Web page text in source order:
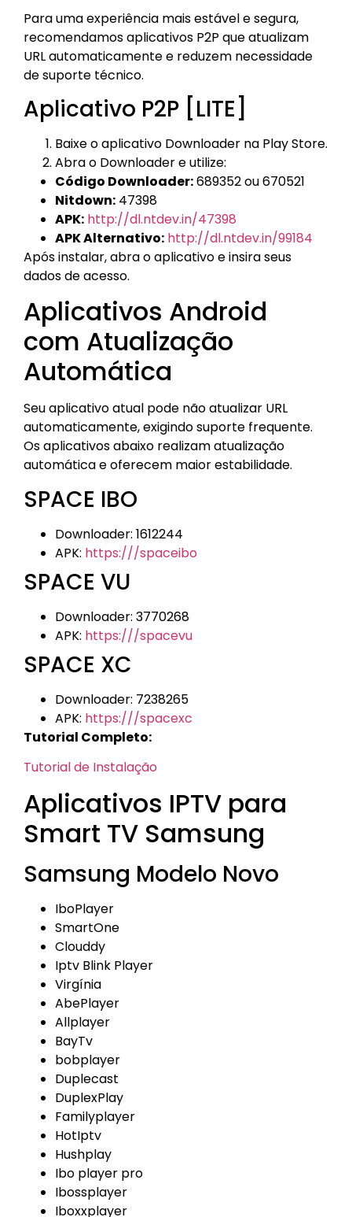
Para uma experiência mais estável e segura,
recomendamos aplicativos P2P que atualizam
URL automaticamente e reduzem necessidade
de suporte técnico.
Aplicativo P2P [LITE]
Baixe o aplicativo Downloader na Play Store.
Abra o Downloader e utilize:
Código Downloader:689352 ou 670521
Nitdown: 47398
APK: http://dl.ntdev.in/47398
APK Alternativo: http://dl.ntdev.in/99184
Após instalar, abra o aplicativo e insira seus
dados de acesso.
Aplicativos Android
com Atualização
Automática
Seu aplicativo atual pode não atualizar URL
automaticamente, exigindo suporte frequente.
Os aplicativos abaixo realizam atualização
automática e oferecem maior estabilidade.
SPACE IBO
Downloader: 1612244
APK: https:///spaceibo
SPACE VU
Downloader: 3770268
APK: https:///spacevu
SPACE XC
Downloader: 7238265
APK: https:///spacexc
Tutorial Completo:
Tutorial de Instalação
Aplicativos IPTV para
Smart TV Samsung
Samsung Modelo Novo
IboPlayer
SmartOne
Clouddy
Iptv Blink Player
Virgínia
AbePlayer
Allplayer
BayTv
bobplayer
Duplecast
DuplexPlay
Familyplayer
HotIptv
Hushplay
Ibo player pro
Ibossplayer
Iboxxplayer